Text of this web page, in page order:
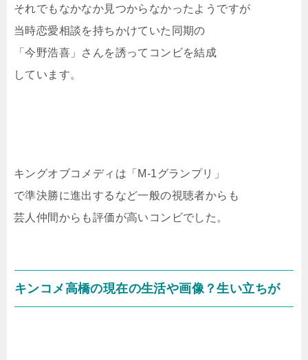
それでもなかなか見つからなかったようですが
当時恋愛相談を持ちかけていた同期の
「今野浩喜」さんを誘ってコンビを結成
しています。
キングオブコメディは「M-1グランプリ」
で準決勝に進出するなど一般の視聴者からも
芸人仲間からも評価が高いコンビでした。
キンコメ高橋の現在の生活や画像？生い立ちが